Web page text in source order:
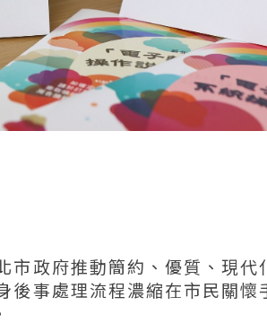
市政府推動簡約、優質、現代
後事處理流程濃縮在市民關懷